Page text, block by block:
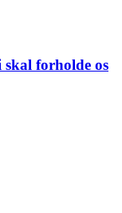
forholde os